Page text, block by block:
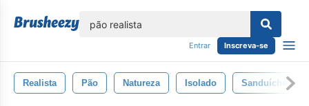
Entrar Inscreva-se
Realista Pão Natureza Isolado Sanduíche